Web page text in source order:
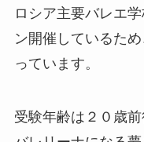
ロシア主要バレエ
ン開催しているた
っています。
受験年齢は２０歳